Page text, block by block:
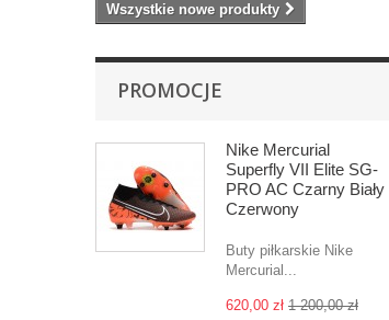
Wszystkie nowe produkty
PROMOCJE
Nike Mercurial
Superfly VII Elite SG-
PRO AC Czarny Biały
Czerwony
Buty piłkarskie Nike
Mercurial...
620,00 zł 1 200,00 zł